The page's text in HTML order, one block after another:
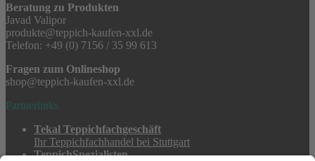
Beratung zu Produkten
Javad Valipor
produkte@teppich-kaufen-xxl.de
Telefon: +49 (0) 7156 / 35 99 613
Fragen zum Onlineshop
shop@teppich-kaufen-xxl.de
Partnerlinks
Tekal Teppichfachgeschäft
Ihr Teppichfachhandel bei Stuttgart
TeppichSpezialisten